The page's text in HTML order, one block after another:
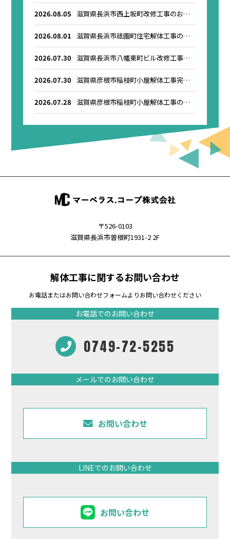
2026.08.05
滋賀県長浜市西上坂町改修工事のお知
らせ
2026.08.01
滋賀県長浜市祇園町住宅解体工事のお
知らせ
2026.07.30
滋賀県長浜市八幡東町ビル改修工事の
お知らせ
2026.07.30
滋賀県彦根市稲枝町小屋解体工事完了
のお知らせ
2026.07.28
滋賀県彦根市稲枝町小屋解体工事のお
知らせ
〒526-0103
滋賀県長浜市曽根町1931-2 2F
解体工事に関するお問い合わせ
お電話またはお問い合わせフォームよりお問い合わせください
お電話でのお問い合わせ
0749-72-5255
メールでのお問い合わせ
お問い合わせ
LINEでのお問い合わせ
お問い合わせ